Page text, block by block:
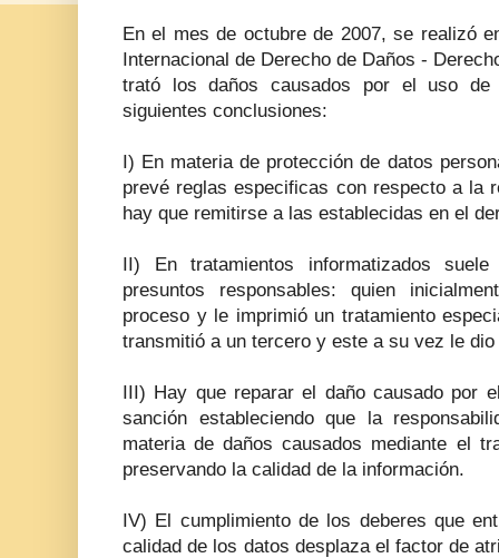
En el mes de octubre de 2007, se realizó
Internacional de Derecho de Daños -
trató los daños causados por el uso
siguientes conclusiones:
I) En materia de protección de datos
prevé reglas especificas con respecto a la
hay que remitirse a las establecidas en el
II) En tratamientos informatizados
presuntos responsables: quien
proceso y le imprimió un tratamiento
transmitió a un tercero y este a su vez le
III) Hay que reparar el daño causado por
sanción estableciendo que la
materia de daños causados mediante el
preservando la calidad de la información.
IV) El cumplimiento de los deberes que
calidad de los datos desplaza el factor de